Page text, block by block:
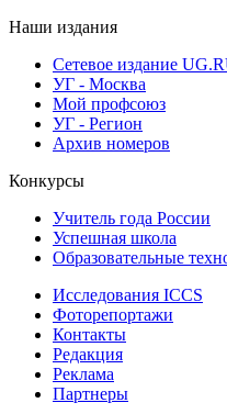
Наши издания
Сетевое издание
УГ - Москва
Мой профсоюз
УГ - Регион
Архив номеров
Конкурсы
Учитель года России
Успешная школа
Образовательные
Исследования ICCS
Фоторепортажи
Контакты
Редакция
Реклама
Партнеры